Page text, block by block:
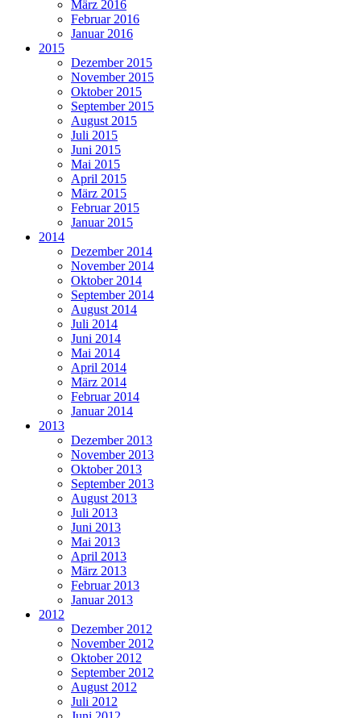
März 2016
Februar 2016
Januar 2016
2015
Dezember 2015
November 2015
Oktober 2015
September 2015
August 2015
Juli 2015
Juni 2015
Mai 2015
April 2015
März 2015
Februar 2015
Januar 2015
2014
Dezember 2014
November 2014
Oktober 2014
September 2014
August 2014
Juli 2014
Juni 2014
Mai 2014
April 2014
März 2014
Februar 2014
Januar 2014
2013
Dezember 2013
November 2013
Oktober 2013
September 2013
August 2013
Juli 2013
Juni 2013
Mai 2013
April 2013
März 2013
Februar 2013
Januar 2013
2012
Dezember 2012
November 2012
Oktober 2012
September 2012
August 2012
Juli 2012